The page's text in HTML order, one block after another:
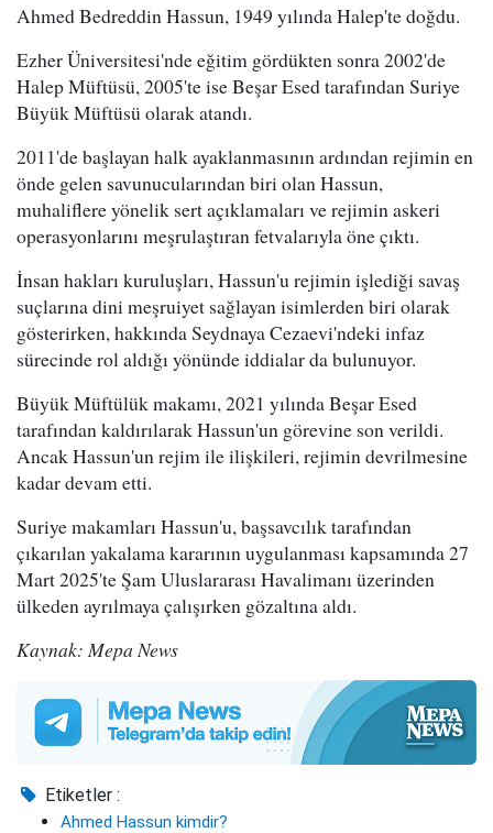
Ahmed Bedreddin Hassun, 1949 yılında Halep'te doğdu.
Ezher Üniversitesi'nde eğitim gördükten sonra 2002'de
Halep Müftüsü, 2005'te ise Beşar Esed tarafından Suriye
Büyük Müftüsü olarak atandı.
2011'de başlayan halk ayaklanmasının ardından rejimin en
önde gelen savunucularından biri olan Hassun,
muhaliflere yönelik sert açıklamaları ve rejimin askeri
operasyonlarını meşrulaştıran fetvalarıyla öne çıktı.
İnsan hakları kuruluşları, Hassun'u rejimin işlediği savaş
suçlarına dini meşruiyet sağlayan isimlerden biri olarak
gösterirken, hakkında Seydnaya Cezaevi'ndeki infaz
sürecinde rol aldığı yönünde iddialar da bulunuyor.
Büyük Müftülük makamı, 2021 yılında Beşar Esed
tarafından kaldırılarak Hassun'un görevine son verildi.
Ancak Hassun'un rejim ile ilişkileri, rejimin devrilmesine
kadar devam etti.
Suriye makamları Hassun'u, başsavcılık tarafından
çıkarılan yakalama kararının uygulanması kapsamında 27
Mart 2025'te Şam Uluslararası Havalimanı üzerinden
ülkeden ayrılmaya çalışırken gözaltına aldı.
Kaynak: Mepa News
Etiketler :
Ahmed Hassun kimdir?